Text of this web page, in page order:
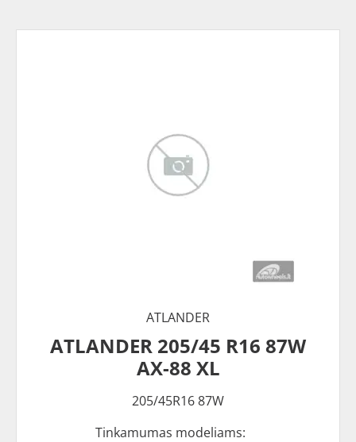
ATLANDER
ATLANDER 205/45 R16 87W
AX-88 XL
205/45R16 87W
Tinkamumas modeliams: